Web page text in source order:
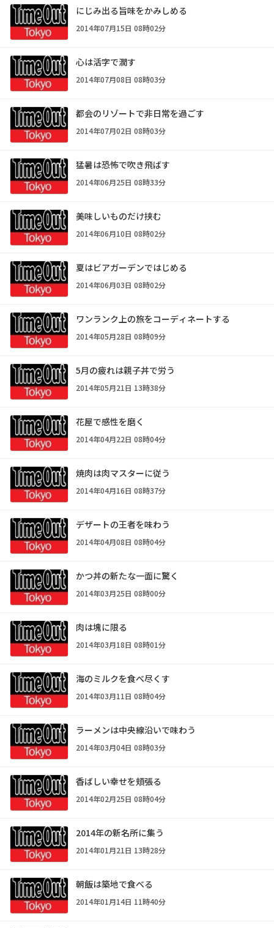
にじみ出る旨味をかみしめる
2014年07月15日 08時02分
心は活字で潤す
2014年07月08日 08時03分
都会のリゾートで非日常を過ごす
2014年07月02日 08時03分
猛暑は恐怖で吹き飛ばす
2014年06月25日 08時33分
美味しいものだけ挟む
2014年06月10日 08時02分
夏はビアガーデンではじめる
2014年06月03日 08時02分
ワンランク上の旅をコーディネートする
2014年05月28日 08時09分
5月の疲れは親子丼で労う
2014年05月21日 13時38分
花屋で感性を磨く
2014年04月22日 08時04分
焼肉は肉マスターに従う
2014年04月16日 08時37分
デザートの王者を味わう
2014年04月08日 08時04分
かつ丼の新たな一面に驚く
2014年03月25日 08時00分
肉は塊に限る
2014年03月18日 08時01分
海のミルクを食べ尽くす
2014年03月11日 08時04分
ラーメンは中央線沿いで味わう
2014年03月04日 08時03分
香ばしい幸せを頬張る
2014年02月25日 08時04分
2014年の新名所に集う
2014年01月21日 13時28分
朝飯は築地で食べる
2014年01月14日 11時40分